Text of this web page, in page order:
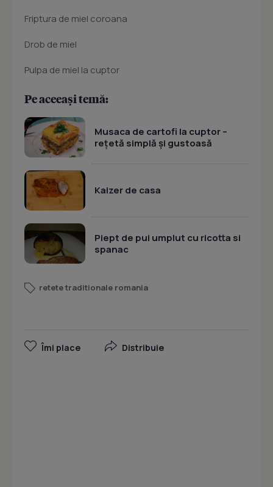
Friptura de miel coroana
Drob de miel
Pulpa de miel la cuptor
Pe aceeași temă:
Musaca de cartofi la cuptor –
rețetă simplă și gustoasă
Kaizer de casa
Piept de pui umplut cu ricotta si
spanac
retete traditionale romania
Îmi place Distribuie